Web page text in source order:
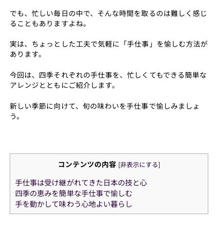
でも、忙しい毎日の中で、そんな時間を取るのは難しく感じ
ることもありますよね。
実は、ちょっとした工夫で気軽に「手仕事」を愉しむ方法が
あります。
今回は、四季それぞれの手仕事を、忙しくてもできる簡単な
アレンジとともにご紹介します。
新しい季節に向けて、旬の味わいを手仕事で愉しみましょ
う。
コンテンツの内容 [非表示にする]
手仕事は受け継がれてきた日本の技と心
四季の恵みを簡単な手仕事で愉しむ
手を動かして味わう心地よい暮らし